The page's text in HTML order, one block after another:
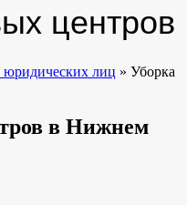
центров
юридических лиц » Уборка
в Нижнем